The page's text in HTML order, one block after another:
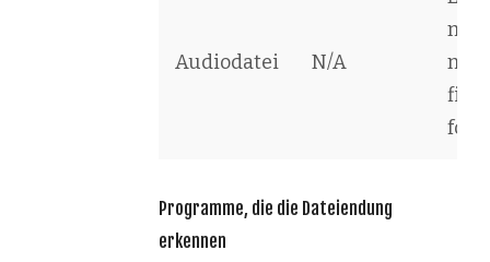
Audiodatei N/A
file
Programme, die die Dateiendung
erkennen